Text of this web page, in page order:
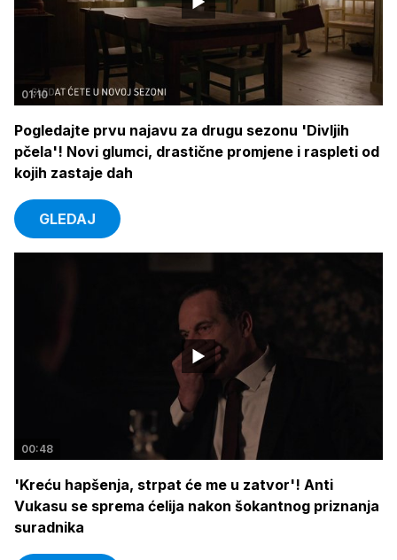
01:10
Pogledajte prvu najavu za drugu sezonu 'Divljih
pčela'! Novi glumci, drastične promjene i raspleti od
kojih zastaje dah
GLEDAJ
00:48
'Kreću hapšenja, strpat će me u zatvor'! Anti
Vukasu se sprema ćelija nakon šokantnog priznanja
suradnika